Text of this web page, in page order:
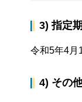
3) 指定
令和5年4月
4) その